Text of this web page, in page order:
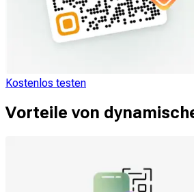
Kostenlos testen
Vorteile von